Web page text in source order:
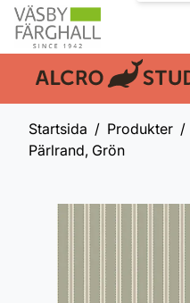
En del av:
Startsida Produkter
Pärlrand, Grön